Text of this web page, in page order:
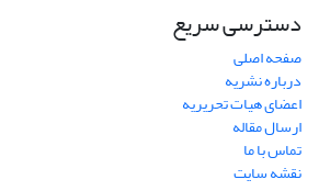
دسترسی سریع
صفحه اصلی
درباره نشریه
اعضای هیات تحریریه
ارسال مقاله
تماس با ما
نقشه سایت